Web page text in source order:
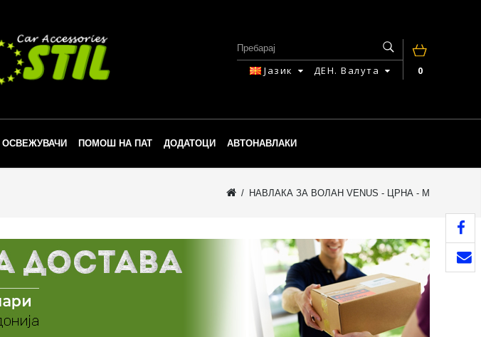
0
Јазик ДЕН. Валута
ОСВЕЖУВАЧИ ПОМОШ НА ПАТ ДОДАТОЦИ АВТОНАВЛАКИ
НАВЛАКА ЗА ВОЛАН VENUS - ЦРНА - M